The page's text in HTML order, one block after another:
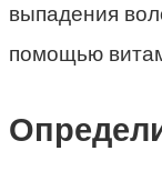
выпадения
помощью